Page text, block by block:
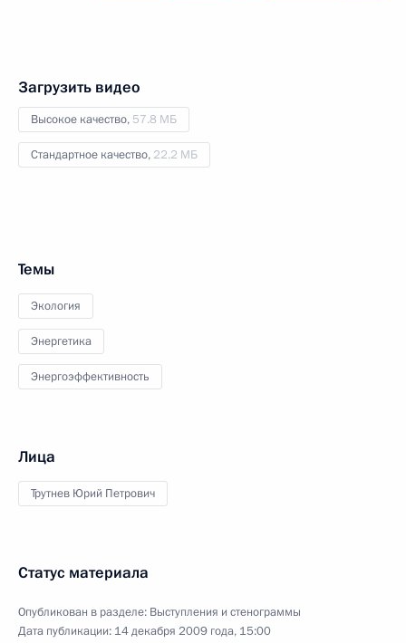
Загрузить видео
Высокое качество, 57.8 МБ
Стандартное качество, 22.2 МБ
Темы
Экология
Энергетика
Энергоэффективность
Лица
Трутнев Юрий Петрович
Статус материала
Опубликован в разделе: Выступления и стенограммы
Дата публикации: 14 декабря 2009 года, 15:00